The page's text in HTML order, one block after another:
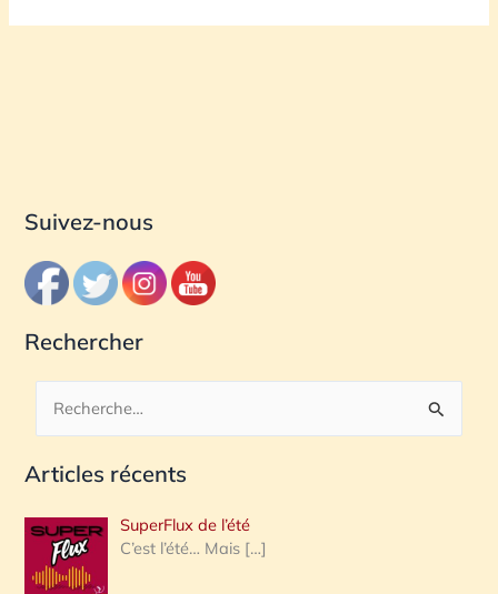
Suivez-nous
Rechercher
c
e
r
Articles récents
SuperFlux de l’été
C’est l’été… Mais […]